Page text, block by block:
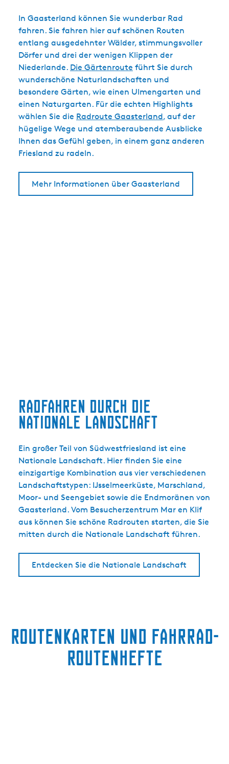
In Gaasterland können Sie wunderbar Rad
fahren. Sie fahren hier auf schönen Routen
entlang ausgedehnter Wälder, stimmungsvoller
Dörfer und drei der wenigen Klippen der
Niederlande. Die Gärtenroute führt Sie durch
wunderschöne Naturlandschaften und
besondere Gärten, wie einen Ulmengarten und
einen Naturgarten. Für die echten Highlights
wählen Sie die Radroute Gaasterland, auf der
hügelige Wege und atemberaubende Ausblicke
Ihnen das Gefühl geben, in einem ganz anderen
Friesland zu radeln.
Mehr Informationen über Gaasterland
Radfahren durch die
Nationale Landschaft
Ein großer Teil von Südwestfriesland ist eine
Nationale Landschaft. Hier finden Sie eine
einzigartige Kombination aus vier verschiedenen
Landschaftstypen: IJsselmeerküste, Marschland,
Moor- und Seengebiet sowie die Endmoränen von
Gaasterland. Vom Besucherzentrum Mar en Klif
aus können Sie schöne Radrouten starten, die Sie
mitten durch die Nationale Landschaft führen.
Entdecken Sie die Nationale Landschaft
Routenkarten und Fahrrad-
Routenhefte